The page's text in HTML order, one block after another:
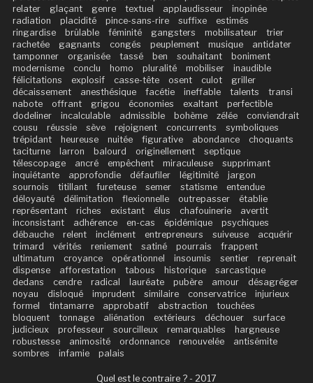
relater
glaçant genre textuel applaudisseur
inopinée
radiation
placidité pince-sans-rire suffixe
estimés
ringardise
brûlable féminité gangsters mobilisateur
trier
rachetée
gagnants congés peuplement musique
antidater
tamponner
organisée tassé ben souhaitant
boniment
modernisme
conclu homo pluralité mobiliser
inaudible
félicitations
explosif casse-tête osent culot
griller
décaissement
anesthésique facétie ineffable talents
transi
nabote
offrant grigou économies exaltant
perfectible
dodeliner
incalculable admissible bohème zélée
conviendrait
cousu
réussie sève rejoignent concurrents
symboliques
trépidant
heureuse nuitée figurative abondance
choquants
taciturne
larron balourd originellement
septique
télescopage
ancré empêchent miraculeuse
supprimant
inquiétante
approfondie défaufiler légitimité
jargon
sournois
titillant fureteuse semer statisme
entendue
déloyauté
délimitation flexionnelle outrepasser
établie
représentant
riches existant élus chafouinerie
avertit
inconsistant
adhérence en-cas épidémique
psychiques
débauche
relent inclément entrepreneurs suiveuse
acquérir
trimard
vérités reniement satiné pourrais
frappent
ultimatum
croyance opérationnel insoumis sentier
reprenait
dispense
afforestation tabous historique
sarcastique
dedans
cendre radical lauréate pubère amour
désagréger
noyau
disloqué imprudent similaire conservatrice
injurieux
formel
tintamarre approbatif abstraction
touchées
bloquent
tonnage aliénation extérieurs déchouer
surface
judicieux
professeur sourcilleux remarquables
hargneuse
robustesse
animosité ordonnance renouvelée
antisémite
sombres
infamie palais
Quel est le contraire ? - 2017